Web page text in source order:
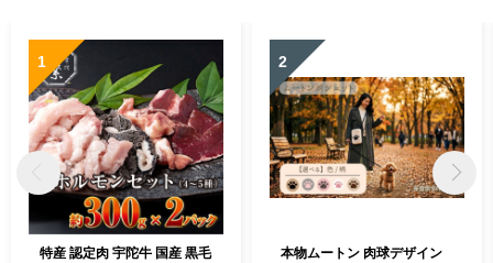
1
特産 認定肉 宇陀牛 国産 黒毛
2
本物ムートン 肉球デザイン